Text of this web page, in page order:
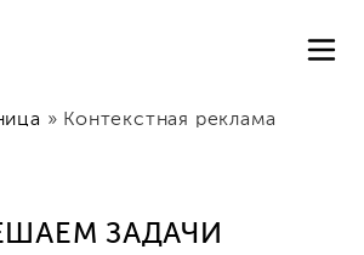
» Контекстная реклама
ЗАДАЧИ